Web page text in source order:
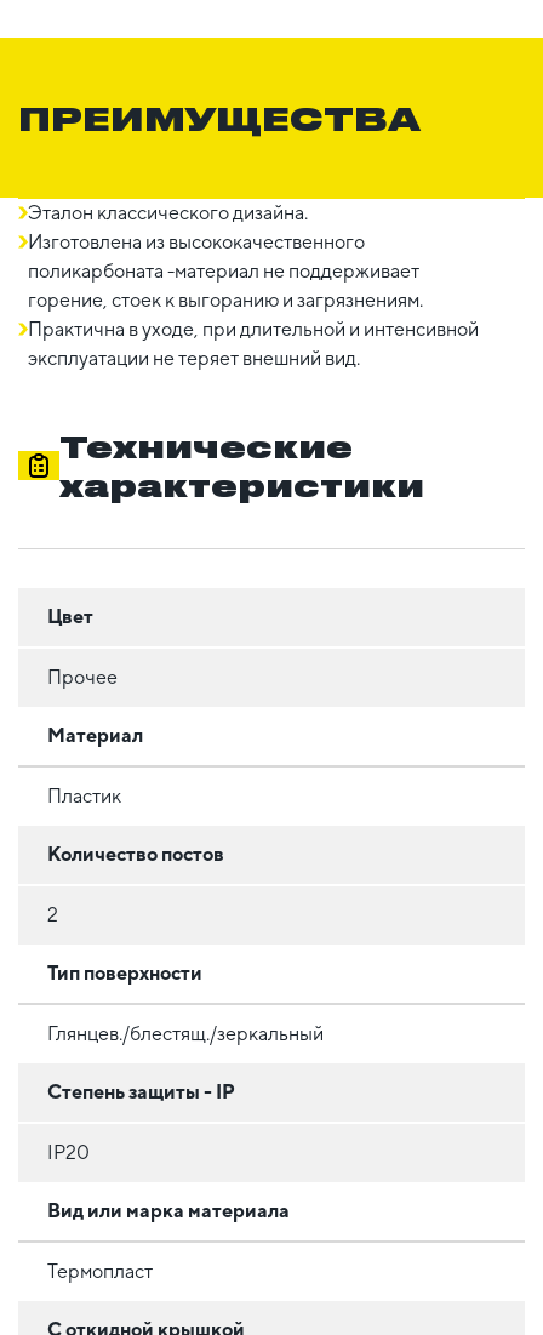
ПРЕИМУЩЕСТВА
Эталон классического дизайна.
Изготовлена из высококачественного
поликарбоната -материал не поддерживает
горение, стоек к выгоранию и загрязнениям.
Практична в уходе, при длительной и интенсивной
эксплуатации не теряет внешний вид.
Технические
характеристики
Цвет
Прочее
Материал
Пластик
Количество постов
2
Тип поверхности
Глянцев./блестящ./зеркальный
Степень защиты - IP
IP20
Вид или марка материала
Термопласт
С откидной крышкой